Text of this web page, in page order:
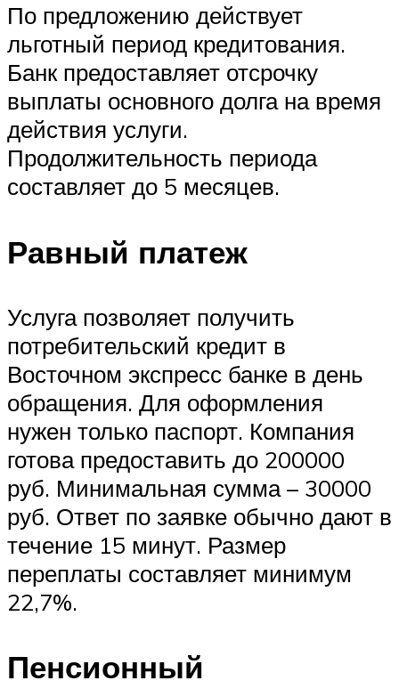
По предложению действует
льготный период кредитования.
Банк предоставляет отсрочку
выплаты основного долга на время
действия услуги.
Продолжительность периода
составляет до 5 месяцев.
Равный платеж
Услуга позволяет получить
потребительский кредит в
Восточном экспресс банке в день
обращения. Для оформления
нужен только паспорт. Компания
готова предоставить до 200000
руб. Минимальная сумма – 30000
руб. Ответ по заявке обычно дают в
течение 15 минут. Размер
переплаты составляет минимум
22,7%.
Пенсионный